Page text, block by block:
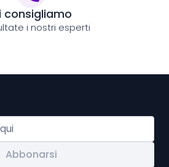
consigliamo
i nostri esperti
Abbonarsi